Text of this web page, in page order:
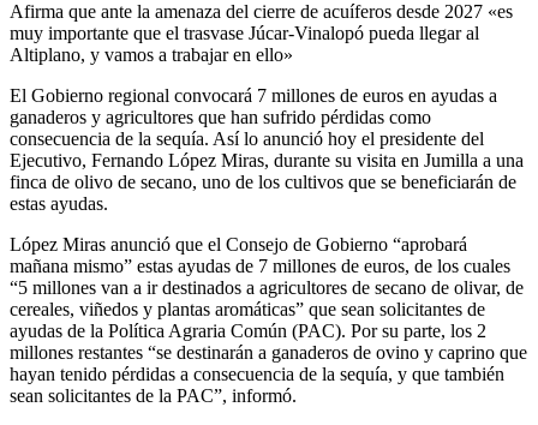
Afirma que ante la amenaza del cierre de acuíferos desde 2027 «es
muy importante que el trasvase Júcar-Vinalopó pueda llegar al
Altiplano, y vamos a trabajar en ello»
El Gobierno regional convocará 7 millones de euros en ayudas a
ganaderos y agricultores que han sufrido pérdidas como
consecuencia de la sequía. Así lo anunció hoy el presidente del
Ejecutivo, Fernando López Miras, durante su visita en Jumilla a una
finca de olivo de secano, uno de los cultivos que se beneficiarán de
estas ayudas.
López Miras anunció que el Consejo de Gobierno “aprobará
mañana mismo” estas ayudas de 7 millones de euros, de los cuales
“5 millones van a ir destinados a agricultores de secano de olivar, de
cereales, viñedos y plantas aromáticas” que sean solicitantes de
ayudas de la Política Agraria Común (PAC). Por su parte, los 2
millones restantes “se destinarán a ganaderos de ovino y caprino que
hayan tenido pérdidas a consecuencia de la sequía, y que también
sean solicitantes de la PAC”, informó.